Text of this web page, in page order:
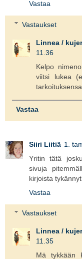
Vastaa
Vastaukset
Linnea /
11.36
Kelpo
viitsi lukea
Vastaa
Siiri Liitiä 1.
Yritin tätä
sivuja
kirjoista
Vastaa
Vastaukset
Linnea /
11.35
Mä tykkään